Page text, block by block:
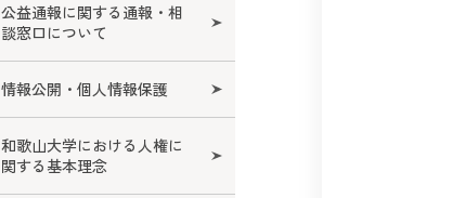
公益通報に関する通報・相
談窓口について
情報公開・個人情報保護
和歌山大学における人権に
関する基本理念